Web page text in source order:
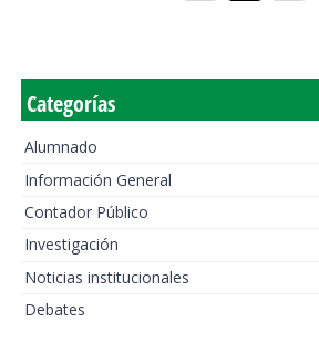
Categorías
Alumnado
Información General
Contador Público
Investigación
Noticias institucionales
Debates